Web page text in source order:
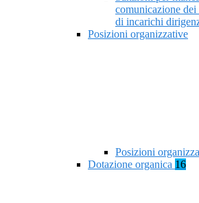
comunicazione
di incarichi
Posizioni organizzative
Posizioni
Dotazione organica 16